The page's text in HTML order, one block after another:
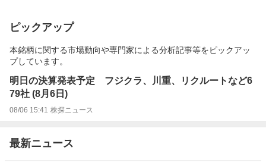
ピックアップ
本銘柄に関する市場動向や専門家による分析記事等をピックアッ
プしています。
明日の決算発表予定 フジクラ、川重、リクルートなど6
79社 (8月6日)
08/06 15:41 株探ニュース
最新ニュース